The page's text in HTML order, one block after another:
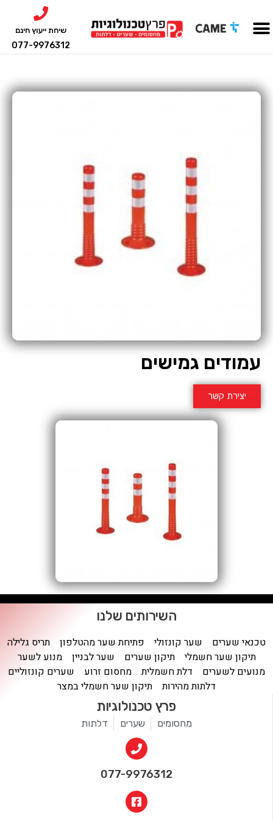
שיחת ייעוץ חינם
077-9976312
עמודים גמישים
יצירת קשר
השירותים שלנו
טכנאי שערים שער קונזולי פתיחת שער מהטלפון
תריס גלילה
תיקון שער חשמלי
תיקון שערים שער לבניין
מנוע לשער
מנועים לשערים
דלת חשמלית מחסום זרוע
שערים קונזוליים
דלתות מהירות
תיקון שער חשמלי במצר
פרץ טכנולוגיות
מחסומים שערים דלתות
077-9976312